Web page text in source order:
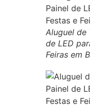
Aluguel de
de LED
Feiras em